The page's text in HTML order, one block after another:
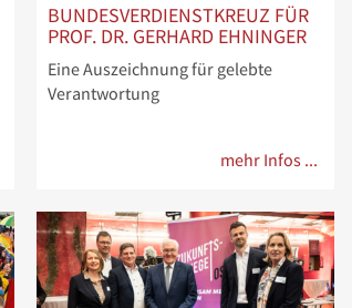
BUNDESVERDIENSTKREUZ FÜR
PROF. DR. GERHARD EHNINGER
Eine Auszeichnung für gelebte
Verantwortung
mehr Infos ...